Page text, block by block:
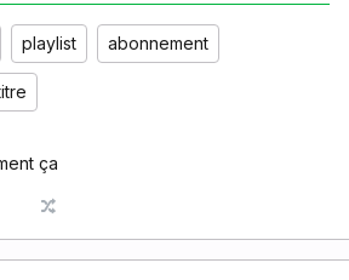
playlist abonnement
ça